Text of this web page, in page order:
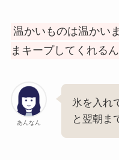
温かいものは温かい
まキープしてくれるん
あんなん
氷を入れ
と翌朝ま